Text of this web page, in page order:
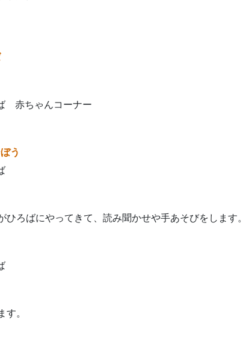
赤ちゃんコーナー
ぼう
ろばにやってきて、読み聞かせや手あそびをします。
す。